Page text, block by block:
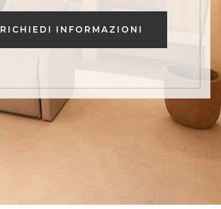
RICHIEDI INFORMAZIONI